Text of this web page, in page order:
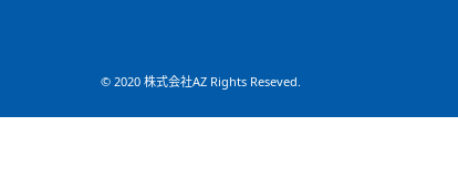
© 2020 株式会社AZ Rights Reseved.